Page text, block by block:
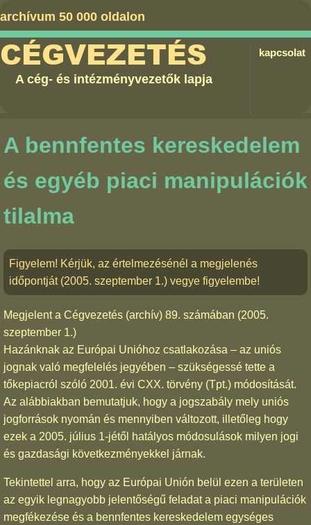
archívum 50 000 oldalon
kapcsolat
CÉGVEZETÉS
A cég- és intézményvezetők lapja
A bennfentes kereskedelem
és egyéb piaci manipulációk
tilalma
Figyelem! Kérjük, az értelmezésénél a megjelenés
időpontját (2005. szeptember 1.) vegye figyelembe!
Megjelent a Cégvezetés (archív) 89. számában (2005.
szeptember 1.)
Hazánknak az Európai Unióhoz csatlakozása – az uniós
jognak való megfelelés jegyében – szükségessé tette a
tőkepiacról szóló 2001. évi CXX. törvény (Tpt.) módosítását.
Az alábbiakban bemutatjuk, hogy a jogszabály mely uniós
jogforrások nyomán és mennyiben változott, illetőleg hogy
ezek a 2005. július 1-jétől hatályos módosulások milyen jogi
és gazdasági következményekkel járnak.
Tekintettel arra, hogy az Európai Unión belül ezen a területen
az egyik legnagyobb jelentőségű feladat a piaci manipulációk
megfékezése és a bennfentes kereskedelem egységes